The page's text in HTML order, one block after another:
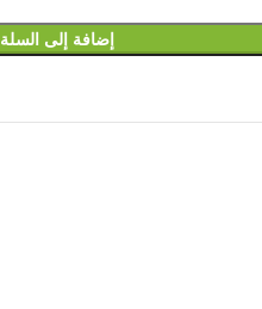
إضافة إلى السلة